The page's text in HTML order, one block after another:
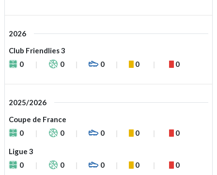
2026
Club Friendlies 3
0
0 0 0 0
2025/2026
Coupe de France
0
0 0 0 0
Ligue 3
0
0 0 0 0